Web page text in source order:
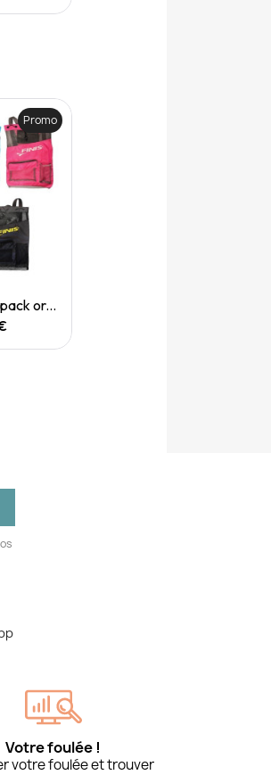
Promo
Ultra mesh backpack orange
Votre foulée !
votre foulée et trouver